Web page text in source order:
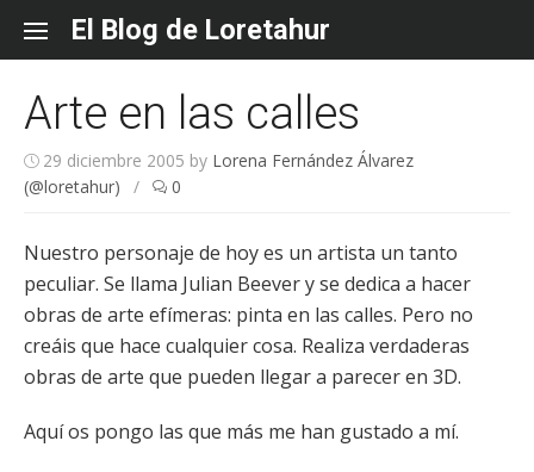
content
El Blog de Loretahur
Arte en las calles
29 diciembre 2005 by Lorena Fernández Álvarez
(@loretahur)
/ 0
Nuestro personaje de hoy es un artista un tanto
peculiar. Se llama Julian Beever y se dedica a hacer
obras de arte efímeras: pinta en las calles. Pero no
creáis que hace cualquier cosa. Realiza verdaderas
obras de arte que pueden llegar a parecer en 3D.
Aquí os pongo las que más me han gustado a mí.